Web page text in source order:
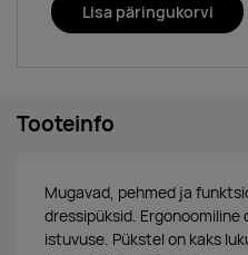
Lisa päringukorvi
Tooteinfo
Mugavad, pehmed ja
dressipüksid.
istuvuse. Pükstel on kaks